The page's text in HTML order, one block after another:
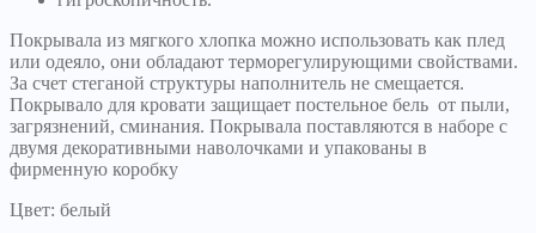
Покрывала из мягкого хлопка можно использовать как плед
или одеяло, они обладают терморегулирующими свойствами.
За счет стеганой структуры наполнитель не смещается.
Покрывало для кровати защищает постельное бель от пыли,
загрязнений, сминания. Покрывала поставляются в наборе с
двумя декоративными наволочками и упакованы в
фирменную коробку
Цвет: белый